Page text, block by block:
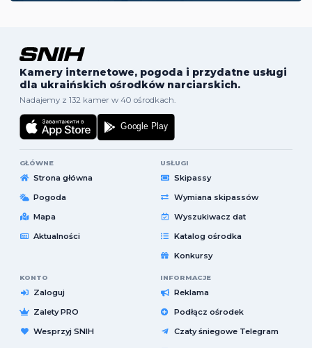
Kamery internetowe, pogoda i przydatne usługi
dla ukraińskich ośrodków narciarskich.
Nadajemy z 132 kamer w 40 ośrodkach.
GŁÓWNE
Strona główna
Pogoda
Mapa
Aktualności
USŁUGI
Skipassy
Wymiana skipassów
Wyszukiwacz dat
Katalog ośrodka
Konkursy
KONTO
Zaloguj
Zalety PRO
Wesprzyj SNIH
INFORMACJE
Reklama
Podłącz ośrodek
Czaty śniegowe Telegram